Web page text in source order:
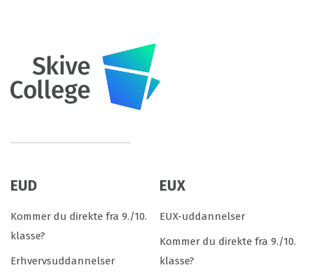
EUD
Kommer du direkte fra 9./10.
klasse?
Erhvervsuddannelser
EUX
EUX-uddannelser
Kommer du direkte fra 9./10.
klasse?